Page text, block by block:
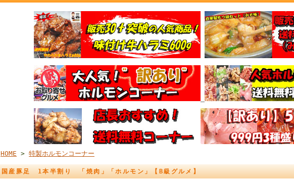
HOME > 特製ホルモンコーナー
国産豚足 1本半割り 「焼肉」「ホルモン」【B級グルメ】